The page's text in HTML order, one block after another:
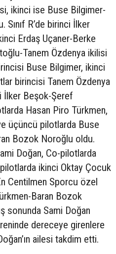
ikinci ise Buse Bilgimer-
Sınıf R’de birinci İlker
Erdaş Uçaner-Berke
Tanem Özdenya ikilisi
Buse Bilgimer, ikinci
birincisi Tanem Özdenya
İlker Beşok-Şeref
Hasan Piro Türkmen,
üçüncü pilotlarda Buse
Bozok Noroğlu oldu.
Doğan, Co-pilotlarda
ikinci Oktay Çocuk
Centilmen Sporcu özel
Baran Bozok
sonunda Sami Doğan
dereceye girenlere
ailesi takdim etti.